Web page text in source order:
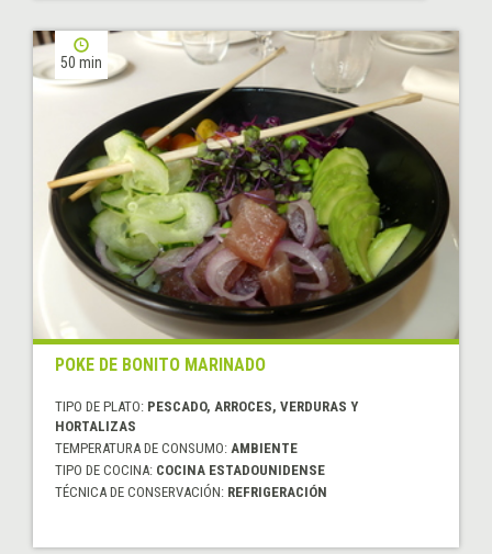
50 min
POKE DE BONITO MARINADO
TIPO DE PLATO: PESCADO, ARROCES, VERDURAS Y
HORTALIZAS
TEMPERATURA DE CONSUMO: AMBIENTE
TIPO DE COCINA: COCINA ESTADOUNIDENSE
TÉCNICA DE CONSERVACIÓN: REFRIGERACIÓN